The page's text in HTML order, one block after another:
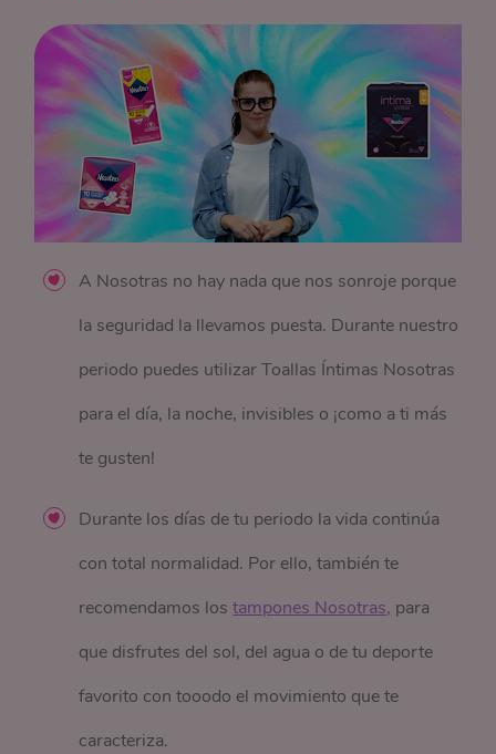
A Nosotras no hay nada que nos sonroje porque
la seguridad la llevamos puesta. Durante nuestro
periodo puedes utilizar Toallas Íntimas Nosotras
para el día, la noche, invisibles o ¡como a ti más
te gusten!
Durante los días de tu periodo la vida continúa
con total normalidad. Por ello, también te
recomendamos lostampones Nosotras, para
que disfrutes del sol, del agua o de tu deporte
favorito con tooodo el movimiento que te
caracteriza.